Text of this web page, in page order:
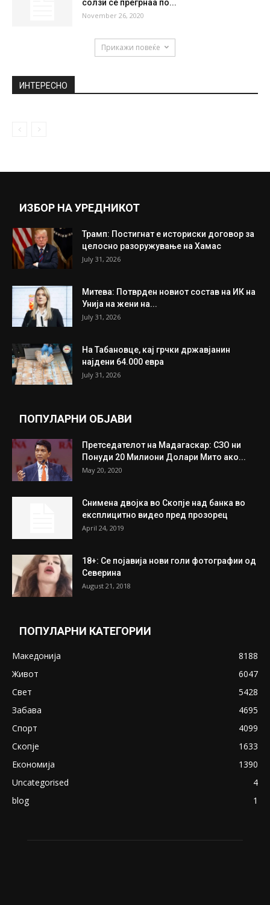
солзи се прегрнаа по...
November 26, 2020
Прикажи повеќе
ИНТЕРЕСНО
ИЗБОР НА УРЕДНИКОТ
Трамп: Постигнат е историски договор за
целосно разоружување на Хамас
July 31, 2026
Митева: Потврден новиот состав на ИК на
Унија на жени на...
July 31, 2026
На Табановце, кај грчки државјанин
најдени 64.000 евра
July 31, 2026
ПОПУЛАРНИ ОБЈАВИ
Претседателот на Мадагаскар: СЗО ни
Понуди 20 Милиони Долари Мито ако...
May 20, 2020
Снимена двојка во Скопје над банка во
експлицитно видео пред прозорец
April 24, 2019
18+: Се појавија нови голи фотографии од
Северина
August 21, 2018
ПОПУЛАРНИ КАТЕГОРИИ
Македонија
8188
Живот
6047
Свет
5428
Забава
4695
Спорт
4099
Скопје
1633
Економија
1390
Uncategorised
4
blog
1